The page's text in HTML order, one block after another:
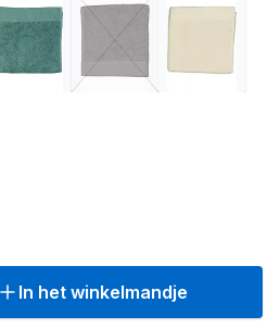
In het winkelmandje